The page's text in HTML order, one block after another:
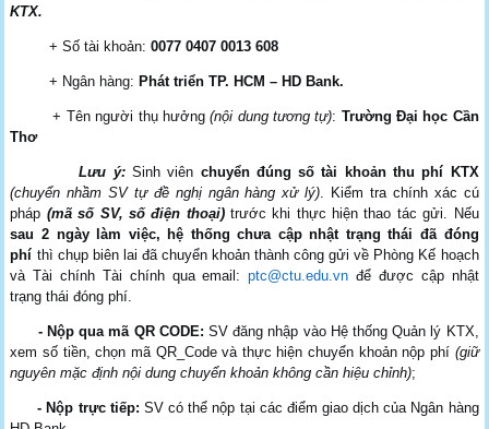
KTX.
+ Số tài khoản:0077 0407 0013 608
+ Ngân hàng: Phát triển TP. HCM – HD Bank.
+ Tên người thụ hưởng(nội dung tương tự): Trường Đại học Cần
Thơ
Lưu ý: Sinh viên chuyển đúng số tài khoản thu phí KTX
(chuyển nhầm SV tự đề nghị ngân hàng xử lý) . Kiểm tra chính xác cú
pháp (mã số SV, số điện thoại)trước khi thực hiện thao tác gửi. Nếu
sau 2 ngày làm việc, hệ thống chưa cập nhật trạng thái đã đóng
phí thì chụp biên lai đã chuyển khoản thành công gửi về Phòng Kế hoạch
và Tài chính Tài chính qua email:ptc@ctu.edu.vn để được cập nhật
trạng thái đóng phí.
- Nộp qua mã QR CODE: SV đăng nhập vào Hệ thống Quản lý KTX,
xem số tiền, chọn mã QR_Code và thực hiện chuyển khoản nộp phí (giữ
nguyên mặc định nội dung chuyển khoản không cần hiệu chỉnh);
- Nộp trực tiếp: SV có thể nộp tại các điểm giao dịch của Ngân hàng